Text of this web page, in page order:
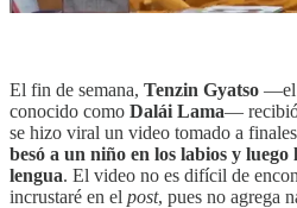
El fin de semana, Tenzin Gyatso —el
conocido como Dalái Lama— recibió
se hizo viral un video tomado a
besó a un niño en los labios y
lengua. El video no es difícil de
incrustaré en el post, pues no agrega